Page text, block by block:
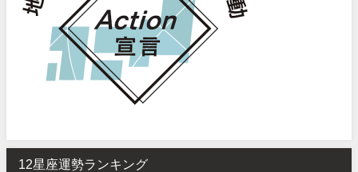
12星座運勢ランキング